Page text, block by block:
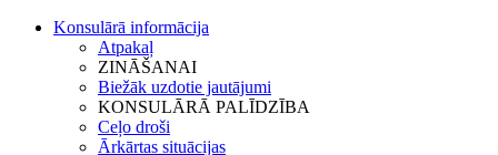
Konsulārā informācija
Atpakaļ
ZINĀŠANAI
Biežāk uzdotie jautājumi
KONSULĀRĀ PALĪDZĪBA
Ceļo droši
Ārkārtas situācijas